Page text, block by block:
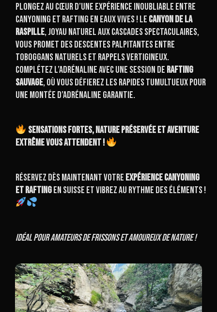
Plongez au cœur d’une expérience inoubliable entre
canyoning et rafting en eaux vives ! Le Canyon de la
Raspille, joyau naturel aux cascades spectaculaires,
vous promet des descentes palpitantes entre
toboggans naturels et rappels vertigineux.
Complétez l’adrénaline avec une session de Rafting
Sauvage, où vous défierez les rapides tumultueux pour
une montée d’adrénaline garantie.
Sensations fortes, nature préservée et aventure
extrême vous attendent !
Réservez dès maintenant votre expérience canyoning
et raftingen Suisse et vibrez au rythme des éléments !
Idéal pour amateurs de frissons et amoureux de nature !